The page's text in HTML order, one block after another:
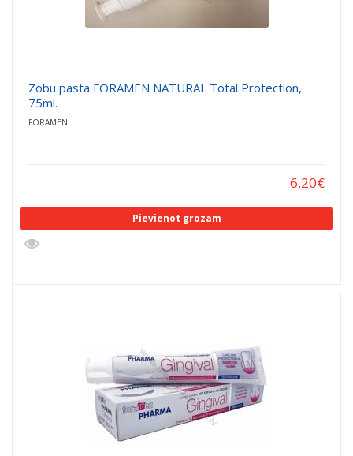
Zobu pasta FORAMEN NATURAL Total Protection,
75ml.
FORAMEN
6.20€
Pievienot grozam